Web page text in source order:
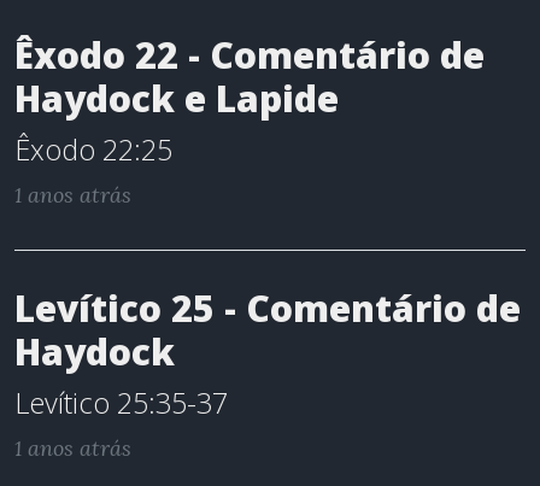
Êxodo 22 - Comentário de
Haydock e Lapide
Êxodo 22:25
1 anos atrás
Levítico 25 - Comentário de
Haydock
Levítico 25:35-37
1 anos atrás